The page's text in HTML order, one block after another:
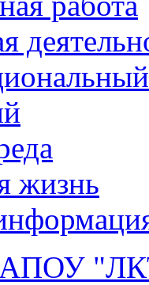
жизнь